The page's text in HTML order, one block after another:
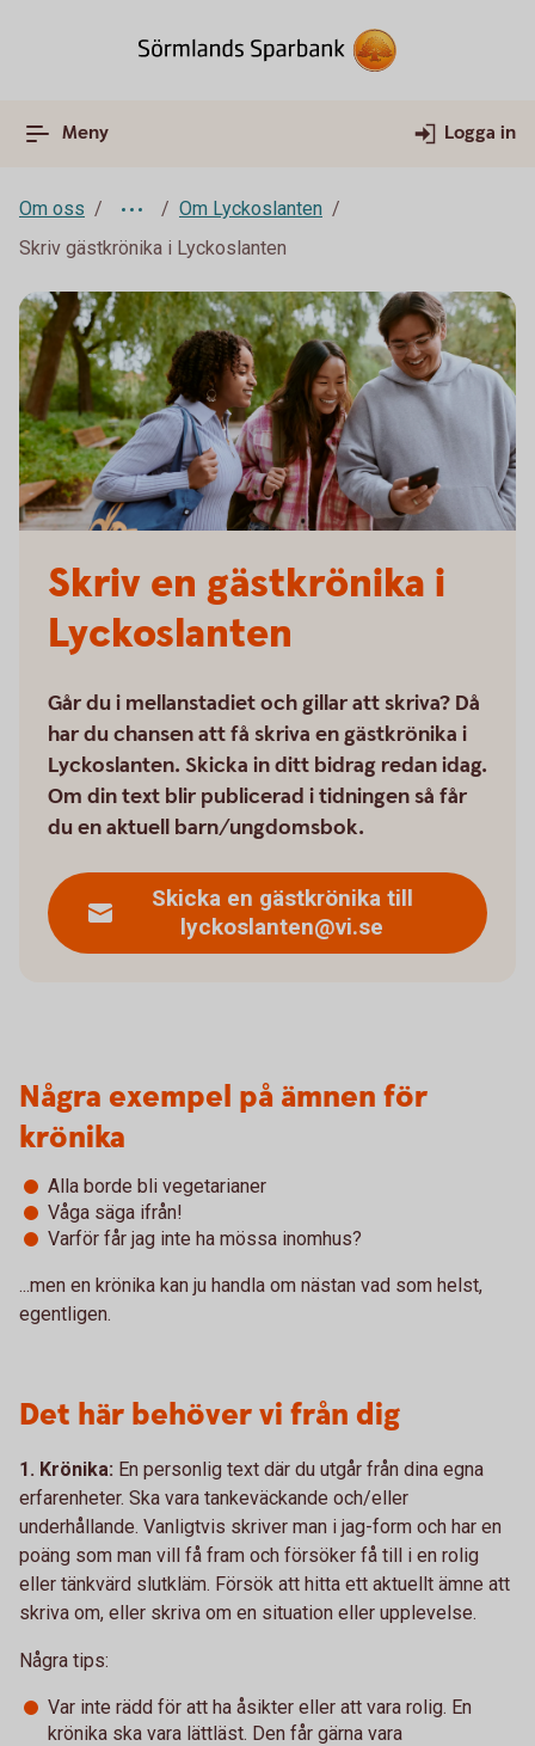
Meny Logga in
Om oss
Om Lyckoslanten
Skriv gästkrönika i Lyckoslanten
Skriv en gästkrönika i
Lyckoslanten
Går du i mellanstadiet och gillar att skriva? Då
har du chansen att få skriva en gästkrönika i
Lyckoslanten. Skicka in ditt bidrag redan idag.
Om din text blir publicerad i tidningen så får
du en aktuell barn/ungdomsbok.
Skicka en gästkrönika till
lyckoslanten@vi.se
Några exempel på ämnen för
krönika
Alla borde bli vegetarianer
Våga säga ifrån!
Varför får jag inte ha mössa inomhus?
...men en krönika kan ju handla om nästan vad som helst,
egentligen.
Det här behöver vi från dig
1. Krönika: En personlig text där du utgår från dina egna
erfarenheter. Ska vara tankeväckande och/eller
underhållande. Vanligtvis skriver man i jag-form och har en
poäng som man vill få fram och försöker få till i en rolig
eller tänkvärd slutkläm. Försök att hitta ett aktuellt ämne att
skriva om, eller skriva om en situation eller upplevelse.
Några tips:
Var inte rädd för att ha åsikter eller att vara rolig. En
krönika ska vara lättläst. Den får gärna vara